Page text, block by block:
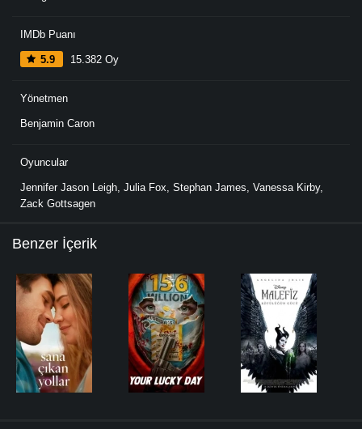
IMDb Puanı
5.9 15.382 Oy
Yönetmen
Benjamin Caron
Oyuncular
Jennifer Jason Leigh, Julia Fox, Stephan James, Vanessa Kirby,
Zack Gottsagen
Benzer İçerik